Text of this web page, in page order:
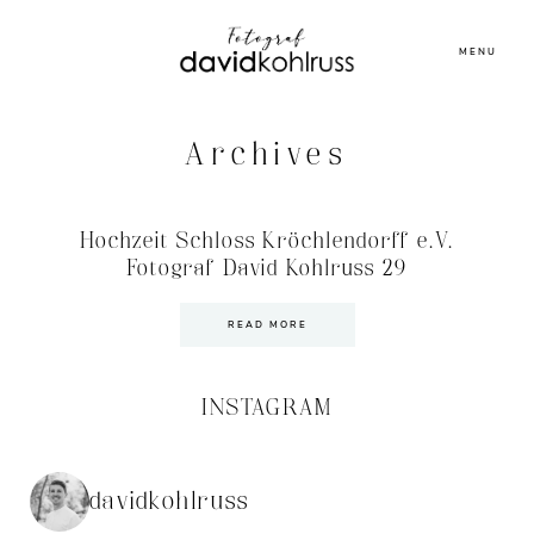
MENU
Archives
Hochzeit Schloss Kröchlendorff e.V.
Fotograf David Kohlruss 29
READ MORE
INSTAGRAM
davidkohlruss